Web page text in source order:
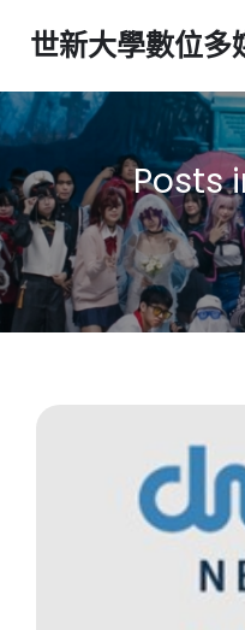
世新大學數位多
Posts